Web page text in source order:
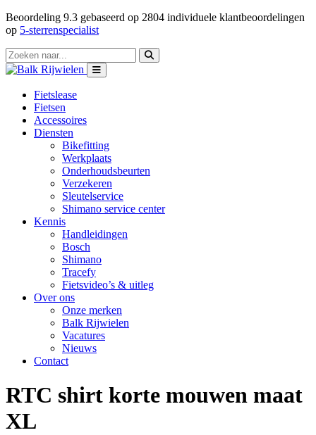
Beoordeling 9.3 gebaseerd op 2804 individuele klantbeoordelingen
op 5-sterrenspecialist
Fietslease
Fietsen
Accessoires
Diensten
Bikefitting
Werkplaats
Onderhoudsbeurten
Verzekeren
Sleutelservice
Shimano service center
Kennis
Handleidingen
Bosch
Shimano
Tracefy
Fietsvideo’s & uitleg
Over ons
Onze merken
Balk Rijwielen
Vacatures
Nieuws
Contact
RTC shirt korte mouwen maat
XL